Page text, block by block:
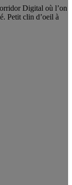
Digital où l’on
Petit clin d’oeil à